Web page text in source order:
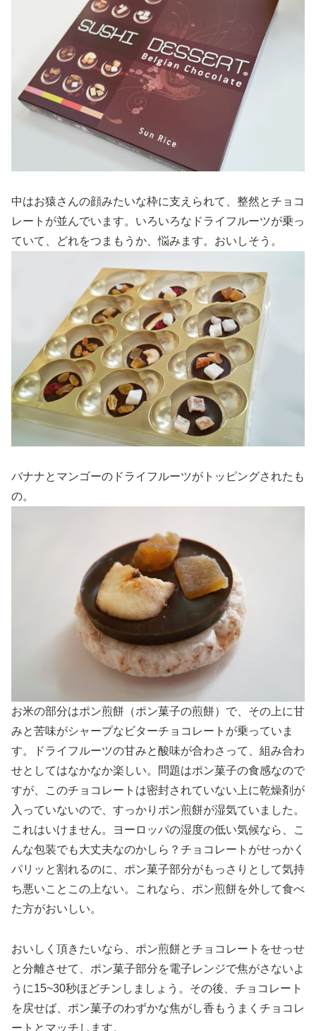
中はお猿さんの顔みたいな枠に支えられて、整然とチョコ
レートが並んでいます。いろいろなドライフルーツが乗っ
ていて、どれをつまもうか、悩みます。おいしそう。
バナナとマンゴーのドライフルーツがトッピングされたも
の。
お米の部分はポン煎餅（ポン菓子の煎餅）で、その上に甘
みと苦味がシャープなビターチョコレートが乗っていま
す。ドライフルーツの甘みと酸味が合わさって、組み合わ
せとしてはなかなか楽しい。問題はポン菓子の食感なので
すが、このチョコレートは密封されていない上に乾燥剤が
入っていないので、すっかりポン煎餅が湿気ていました。
これはいけません。ヨーロッパの湿度の低い気候なら、こ
んな包装でも大丈夫なのかしら？チョコレートがせっかく
パリッと割れるのに、ポン菓子部分がもっさりとして気持
ち悪いことこの上ない。これなら、ポン煎餅を外して食べ
た方がおいしい。
おいしく頂きたいなら、ポン煎餅とチョコレートをせっせ
と分離させて、ポン菓子部分を電子レンジで焦がさないよ
うに15~30秒ほどチンしましょう。その後、チョコレート
を戻せば、ポン菓子のわずかな焦がし香もうまくチョコレ
ートとマッチします。